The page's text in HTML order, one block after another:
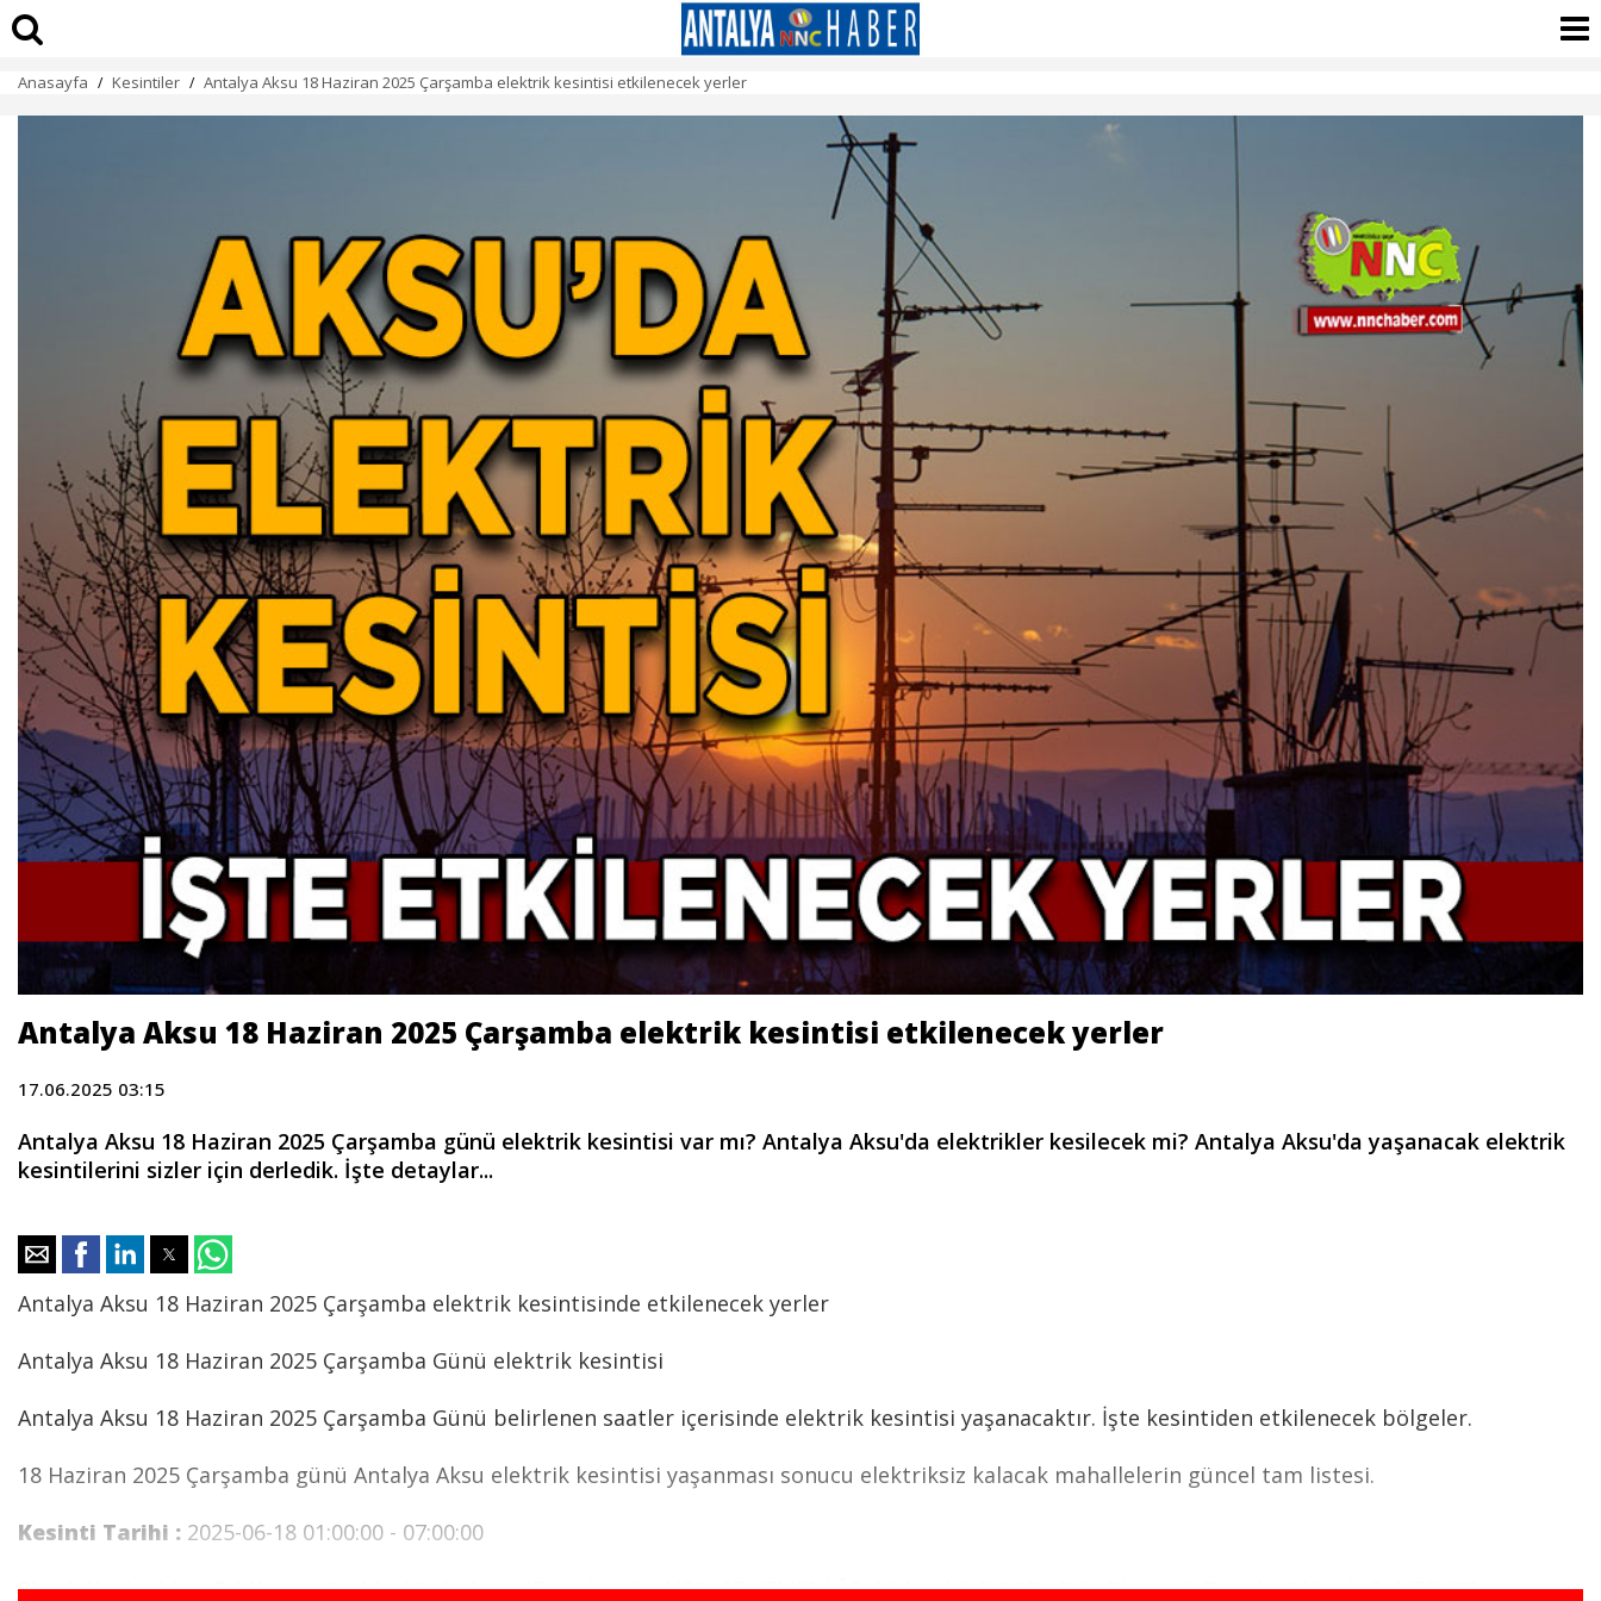
Anasayfa / Kesintiler / Antalya Aksu 18 Haziran 2025 Çarşamba elektrik kesintisi etkilenecek yerler
Antalya Aksu 18 Haziran 2025 Çarşamba elektrik kesintisi etkilenecek yerler
17.06.2025 03:15
Antalya Aksu 18 Haziran 2025 Çarşamba günü elektrik kesintisi var mı? Antalya Aksu'da elektrikler kesilecek mi? Antalya Aksu'da yaşanacak elektrik
kesintilerini sizler için derledik. İşte detaylar...
Antalya Aksu 18 Haziran 2025 Çarşamba elektrik kesintisinde etkilenecek yerler
Antalya Aksu 18 Haziran 2025 Çarşamba Günü elektrik kesintisi
Antalya Aksu 18 Haziran 2025 Çarşamba Günü belirlenen saatler içerisinde elektrik kesintisi yaşanacaktır. İşte kesintiden etkilenecek bölgeler.
18 Haziran 2025 Çarşamba günü Antalya Aksu elektrik kesintisi yaşanması sonucu elektriksiz kalacak mahallelerin güncel tam listesi.
Kesinti Tarihi : 2025-06-18 01:00:00 - 07:00:00
Planlı Kesintiden Etkilenen Cadde / Sokak :ANTALYA,AKSU,MERKEZ KEMERAĞZI Mah. YAŞAR SOBUTOY BULV.;ANTALYA,KONYAALTI,MERKEZ